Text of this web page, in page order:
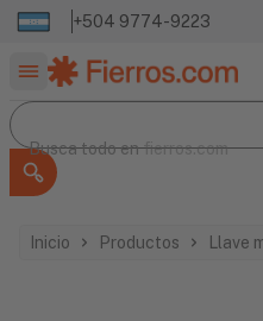
+504 9774-9223
Buscar productos
Busca todo en
Busca todo enfierros.com
Inicio Productos Llave